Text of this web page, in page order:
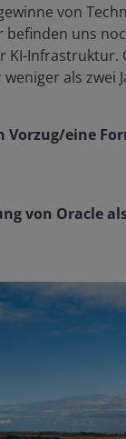
von
uns
Infrastruktur.
als zwei
eine
von Oracle